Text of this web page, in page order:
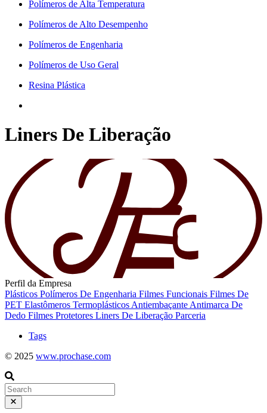
Polímeros de Alta Temperatura
Polímeros de Alto Desempenho
Polímeros de Engenharia
Polímeros de Uso Geral
Resina Plástica
Liners De Liberação
Perfil da Empresa
Plásticos Polímeros De Engenharia Filmes Funcionais Filmes De
PET Elastômeros Termoplásticos Antiembaçante Antimarca De
Dedo Filmes Protetores Liners De Liberação Parceria
Tags
© 2025 www.prochase.com